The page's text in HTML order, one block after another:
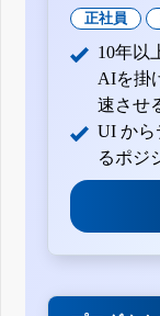
正社員
10年以
AIを掛
速させ
UI から
るポジ